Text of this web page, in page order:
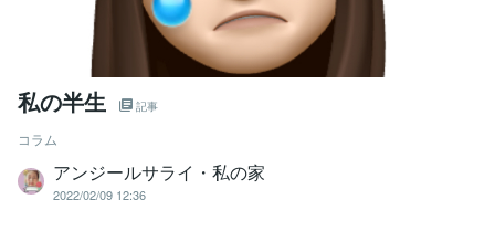
私の半生 記事
コラム
アンジールサライ・私の家
2022/02/09 12:36